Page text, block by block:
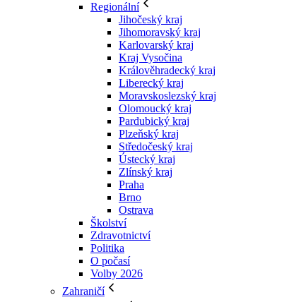
Regionální
Jihočeský kraj
Jihomoravský kraj
Karlovarský kraj
Kraj Vysočina
Králověhradecký kraj
Liberecký kraj
Moravskoslezský kraj
Olomoucký kraj
Pardubický kraj
Plzeňský kraj
Středočeský kraj
Ústecký kraj
Zlínský kraj
Praha
Brno
Ostrava
Školství
Zdravotnictví
Politika
O počasí
Volby 2026
Zahraničí